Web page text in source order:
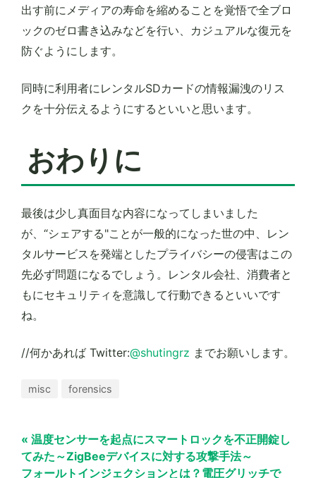
出す前にメディアの寿命を縮めることを覚悟で全ブロ
ックのゼロ書き込みなどを行い、カジュアルな復元を
防ぐようにします。
同時に利用者にレンタルSDカードの情報漏洩のリス
クを十分伝えるようにするといいと思います。
おわりに
最後は少し真面目な内容になってしまいました
が、“シェアする"ことが一般的になった世の中、レン
タルサービスを発端としたプライバシーの侵害はこの
先必ず問題になるでしょう。レンタル会社、消費者と
もにセキュリティを意識して行動できるといいです
ね。
//何かあれば Twitter:@shutingrz までお願いします。
misc forensics
« 温度センサーを起点にスマートロックを不正開錠し
てみた～ZigBeeデバイスに対する攻撃手法～
フォールトインジェクションとは？電圧グリッチで